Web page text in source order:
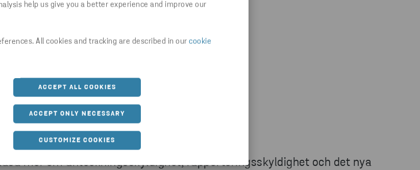
help us give you a better experience and improve our
All cookies and tracking are described in our cookie
ACCEPT ALL COOKIES
ACCEPT ONLY NECESSARY
CUSTOMIZE COOKIES
information
mer om anteckningsskyldighet, rapporteringsskyldighet och det nya